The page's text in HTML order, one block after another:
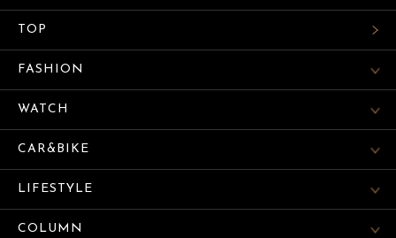
TOP
FASHION
WATCH
CAR&BIKE
LIFESTYLE
COLUMN